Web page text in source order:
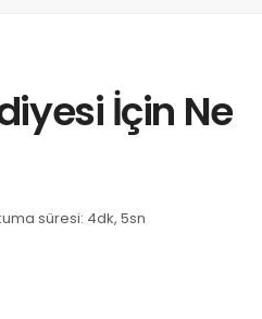
İçin Ne
süresi: 4dk, 5sn